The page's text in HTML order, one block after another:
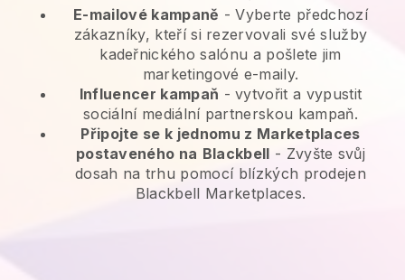
E-mailové kampaně -Vyberte předchozí
zákazníky, kteří si rezervovali své služby
kadeřnického salónu a pošlete jim
marketingové e-maily.
Influencer kampaň - vytvořit a vypustit
sociální mediální partnerskou kampaň.
Připojte se k jednomu z Marketplaces
postaveného na Blackbell - Zvyšte svůj
dosah na trhu pomocí blízkých prodejen
Blackbell Marketplaces.